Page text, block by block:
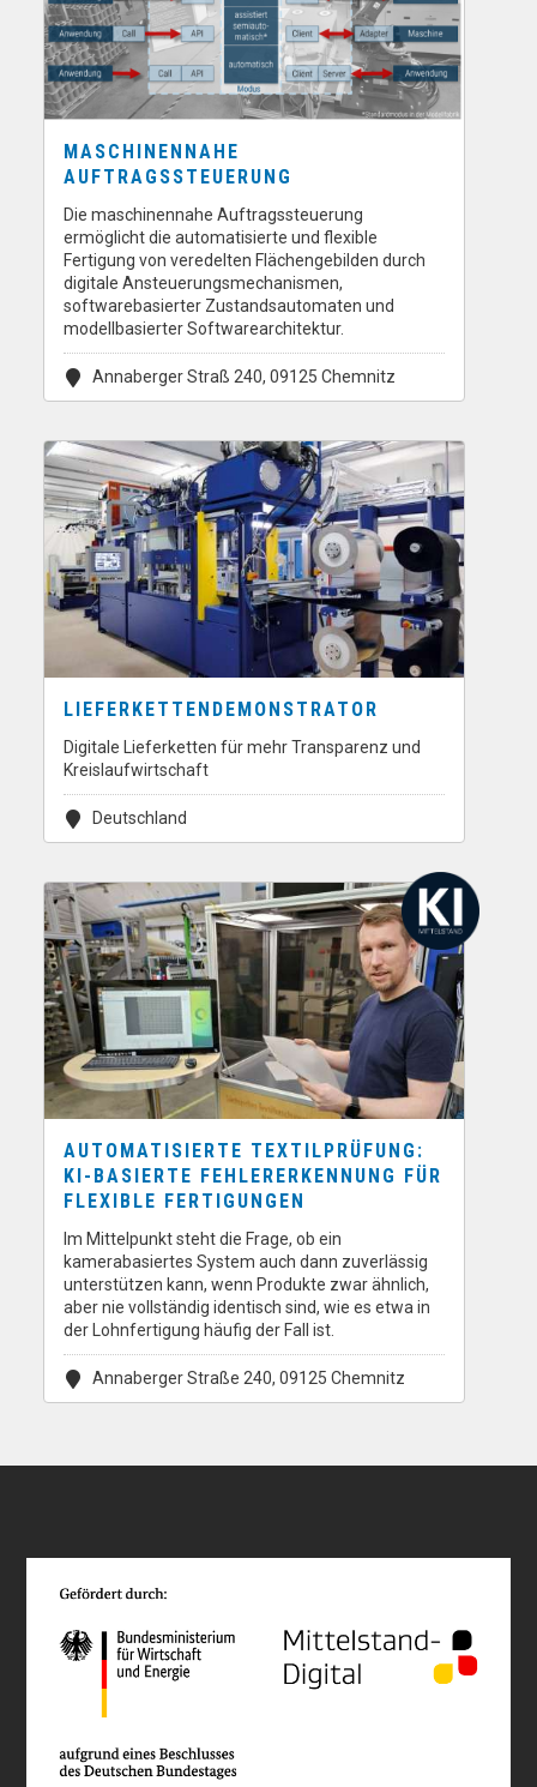
MASCHINENNAHE
AUFTRAGSSTEUERUNG
Die maschinennahe Auftragssteuerung
ermöglicht die automatisierte und flexible
Fertigung von veredelten Flächengebilden durch
digitale Ansteuerungsmechanismen,
softwarebasierter Zustandsautomaten und
modellbasierter Softwarearchitektur.
Annaberger Straß 240, 09125 Chemnitz
LIEFERKETTENDEMONSTRATOR
Digitale Lieferketten für mehr Transparenz und
Kreislaufwirtschaft
Deutschland
AUTOMATISIERTE TEXTILPRÜFUNG:
KI-BASIERTE FEHLERERKENNUNG FÜR
FLEXIBLE FERTIGUNGEN
Im Mittelpunkt steht die Frage, ob ein
kamerabasiertes System auch dann zuverlässig
unterstützen kann, wenn Produkte zwar ähnlich,
aber nie vollständig identisch sind, wie es etwa in
der Lohnfertigung häufig der Fall ist.
Annaberger Straße 240, 09125 Chemnitz